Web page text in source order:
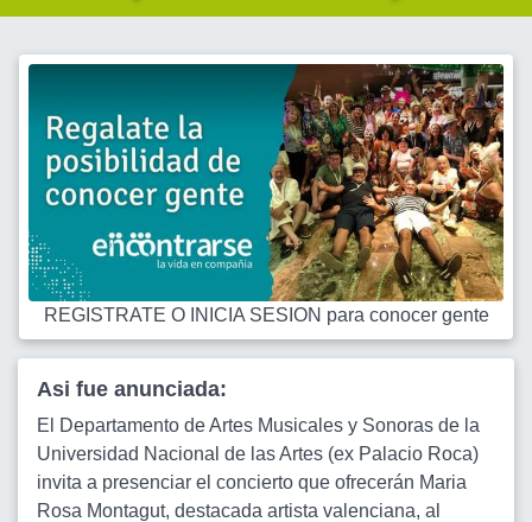
REGISTRATE O INICIA SESION para conocer gente
Asi fue anunciada:
El Departamento de Artes Musicales y Sonoras de la
Universidad Nacional de las Artes (ex Palacio Roca)
invita a presenciar el concierto que ofrecerán Maria
Rosa Montagut, destacada artista valenciana, al